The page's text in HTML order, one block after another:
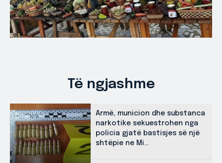
Të ngjashme
Armë, municion dhe substanca
narkotike sekuestrohen nga
policia gjatë bastisjes së një
shtëpie ne Mi...